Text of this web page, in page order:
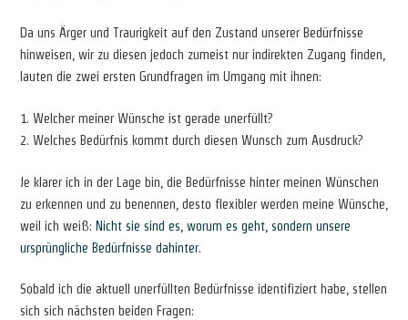
Da uns Ärger und Traurigkeit auf den Zustand unserer Bedürfnisse
hinweisen, wir zu diesen jedoch zumeist nur indirekten Zugang finden,
lauten die zwei ersten Grundfragen im Umgang mit ihnen:
1. Welcher meiner Wünsche ist gerade unerfüllt?
2. Welches Bedürfnis kommt durch diesen Wunsch zum Ausdruck?
Je klarer ich in der Lage bin, die Bedürfnisse hinter meinen Wünschen
zu erkennen und zu benennen, desto flexibler werden meine Wünsche,
weil ich weiß: Nicht sie sind es, worum es geht, sondern unsere
ursprüngliche Bedürfnisse dahinter.
Sobald ich die aktuell unerfüllten Bedürfnisse identifiziert habe, stellen
sich sich nächsten beiden Fragen: